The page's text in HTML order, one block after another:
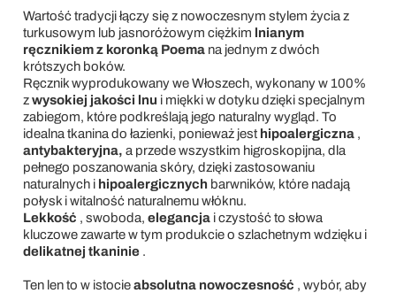
Wartość tradycji łączy się z nowoczesnym stylem życia z
turkusowym lub jasnoróżowym ciężkim lnianym
ręcznikiem z koronką Poemana jednym z dwóch
krótszych boków.
Ręcznik wyprodukowany we Włoszech, wykonany w 100%
zwysokiej jakości lnu i miękki w dotyku dzięki specjalnym
zabiegom, które podkreślają jego naturalny wygląd. To
idealna tkanina do łazienki, ponieważ jest hipoalergiczna,
antybakteryjna, a przede wszystkim higroskopijna, dla
pełnego poszanowania skóry, dzięki zastosowaniu
naturalnych i hipoalergicznych barwników, które nadają
połysk i witalność naturalnemu włóknu.
Lekkość , swoboda, elegancjai czystość to słowa
kluczowe zawarte w tym produkcie o szlachetnym wdzięku i
delikatnej tkaninie.
Ten len to w istocieabsolutna nowoczesność , wybór, aby